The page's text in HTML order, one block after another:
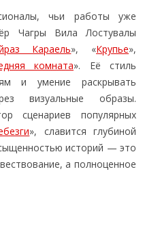
чьи работы уже
Чагры Вила Лостувалы
Караель», «Крупье»,
комната». Её стиль
и умение раскрывать
визуальные образы.
сценариев популярных
», славится глубиной
историй — это
а полноценное